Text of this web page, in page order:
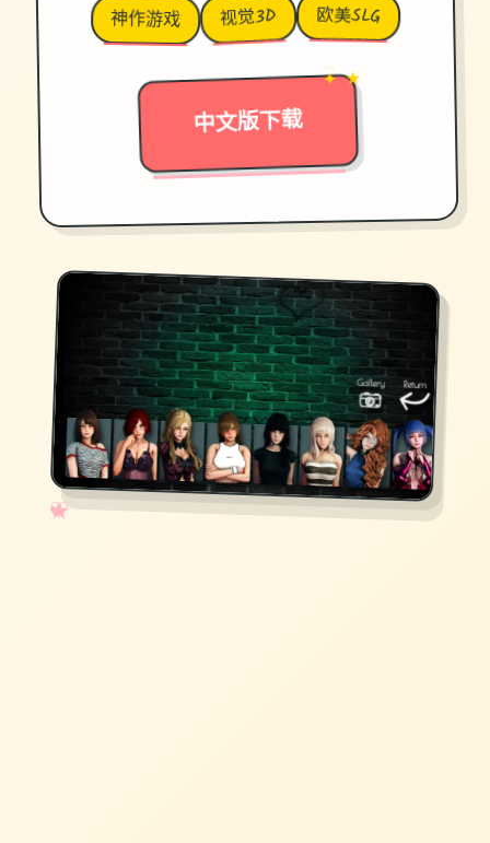
神作游戏 视觉3D 欧美SLG
中文版下载
→
✦ ★
✧
♡
★
♥